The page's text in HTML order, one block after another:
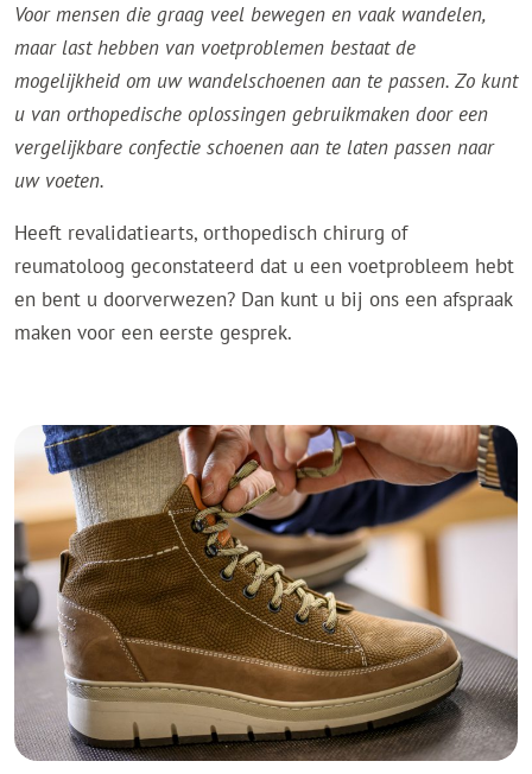
Voor mensen die graag veel bewegen en vaak wandelen,
maar last hebben van voetproblemen bestaat de
mogelijkheid om uw wandelschoenen aan te passen. Zo kunt
u van orthopedische oplossingen gebruikmaken door een
vergelijkbare confectie schoenen aan te laten passen naar
uw voeten.
Heeft revalidatiearts, orthopedisch chirurg of
reumatoloog geconstateerd dat u een voetprobleem hebt
en bent u doorverwezen? Dan kunt u bij ons een afspraak
maken voor een eerste gesprek.